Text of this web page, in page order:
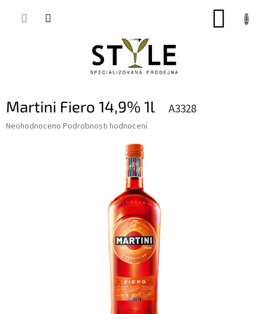
Martini Fiero 14,9% 1l A3328
Průměrné
Neohodnoceno Podrobnosti hodnocení